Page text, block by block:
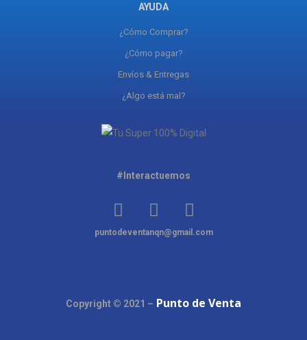
AYUDA
¿Cómo Comprar?
¿Cómo pagar?
Envíos & Entregas
¿Algo está mal?
#Interactuemos
puntodeventanqn@gmail.com
Copyright © 2021 – Punto de Venta